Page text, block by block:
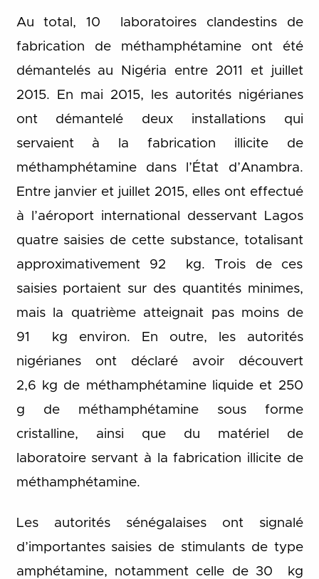
Au total, 10 laboratoires clandestins de
fabrication de méthamphétamine ont été
démantelés au Nigéria entre 2011 et juillet
2015. En mai 2015, les autorités nigérianes
ont démantelé deux installations qui
servaient à la fabrication illicite de
méthamphétamine dans l’État d’Anambra.
Entre janvier et juillet 2015, elles ont effectué
à l’aéroport international desservant Lagos
quatre saisies de cette substance, totalisant
approximativement 92 kg. Trois de ces
saisies portaient sur des quantités minimes,
mais la quatrième atteignait pas moins de
91 kg environ. En outre, les autorités
nigérianes ont déclaré avoir découvert
2,6 kg de méthamphétamine liquide et 250
g de méthamphétamine sous forme
cristalline, ainsi que du matériel de
laboratoire servant à la fabrication illicite de
méthamphétamine.
Les autorités sénégalaises ont signalé
d’importantes saisies de stimulants de type
amphétamine, notamment celle de 30 kg